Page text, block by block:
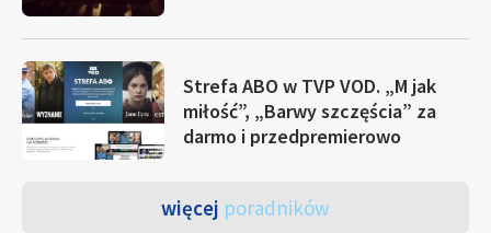
Strefa ABO w TVP VOD. „M jak
miłość”, „Barwy szczęścia” za
darmo i przedpremierowo
więcej poradników